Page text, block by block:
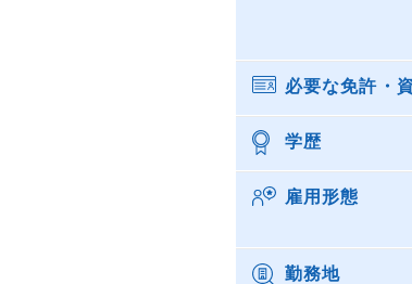
必要な免許・
学歴
雇用形態
勤務地